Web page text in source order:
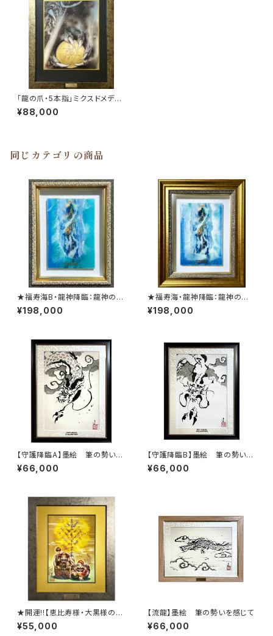
「龍の爪・5本指」ミクスドメディ
ア
¥88,000
同じカテゴリの商品
★福寿海B・龍神降臨：龍神の神
秘を表現したミクスドメディア作
品
¥198,000
★福寿海・龍神降臨：龍神の神
秘を表現したミクスドメディア作
品
¥198,000
【守護降臨A】墨絵 筆の勢いを
感じて
¥66,000
【守護降臨B】墨絵 筆の勢いを
感じて
¥66,000
★開運!!【恵比寿様・大黒様の金
のなる木】ミクスドメディア・ジ
ークレー
¥55,000
【流龍】墨絵 筆の勢いを感じて
¥66,000